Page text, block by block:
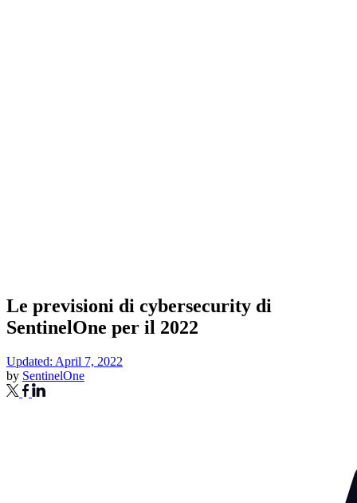
Le previsioni di cybersecurity di
SentinelOne per il 2022
Updated: April 7, 2022
by SentinelOne